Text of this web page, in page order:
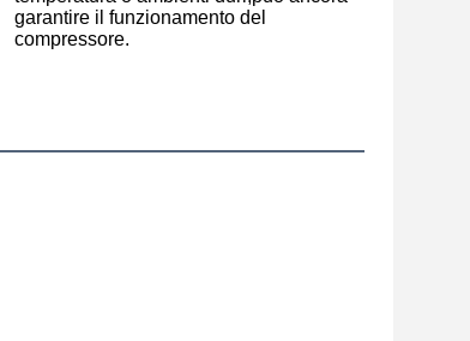
garantire il funzionamento del
compressore.